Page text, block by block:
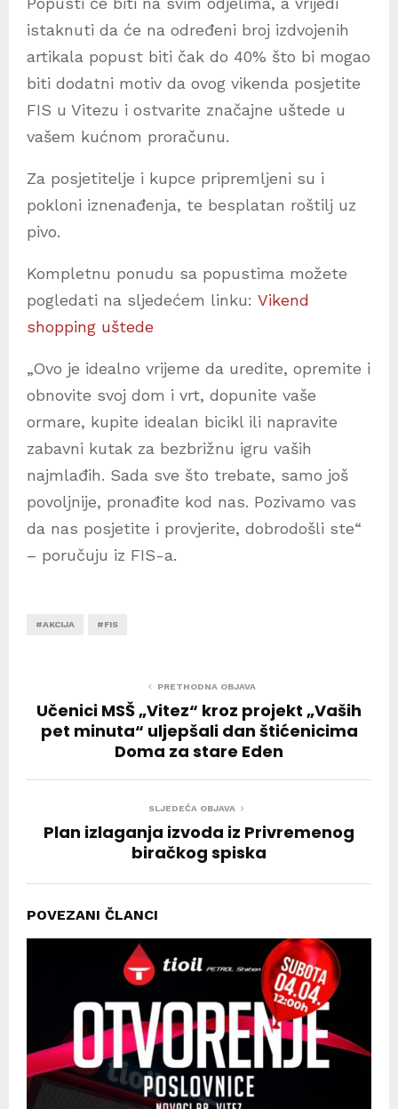
istaknuti da će na određeni broj izdvojenih
artikala popust biti čak do 40% što bi mogao
biti dodatni motiv da ovog vikenda posjetite
FIS u Vitezu i ostvarite značajne uštede u
vašem kućnom proračunu.
Za posjetitelje i kupce pripremljeni su i
pokloni iznenađenja, te besplatan roštilj uz
pivo.
Kompletnu ponudu sa popustima možete
pogledati na sljedećem linku: Vikend
shopping uštede
„Ovo je idealno vrijeme da uredite, opremite i
obnovite svoj dom i vrt, dopunite vaše
ormare, kupite idealan bicikl ili napravite
zabavni kutak za bezbrižnu igru vaših
najmlađih. Sada sve što trebate, samo još
povoljnije, pronađite kod nas. Pozivamo vas
da nas posjetite i provjerite, dobrodošli ste“
– poručuju iz FIS-a.
#AKCIJA #FIS
PRETHODNA OBJAVA
Učenici MSŠ „Vitez“ kroz projekt „Vaših
pet minuta“ uljepšali dan štićenicima
Doma za stare Eden
SLJEDEĆA OBJAVA
Plan izlaganja izvoda iz Privremenog
biračkog spiska
POVEZANI ČLANCI